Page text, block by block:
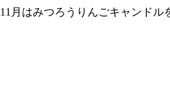
はみつろうりんごキャンド